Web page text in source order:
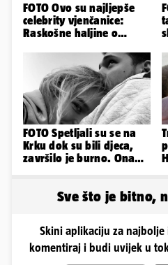
FOTO Ovo su najljepše
celebrity vjenčanice:
Raskošne haljine o
FOTO Spetljali su se na
Krku dok su bili djeca,
završilo je burno. Ona
Sve što je bitno,
Skini aplikaciju za
komentiraj i budi uvijek u